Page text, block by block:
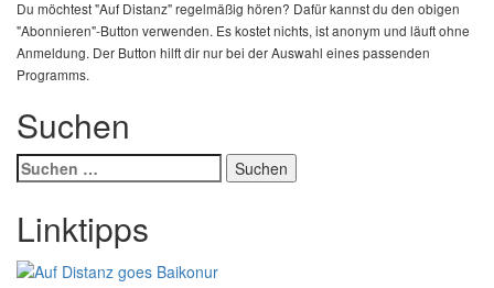
Du möchtest "Auf Distanz" regelmäßig hören? Dafür kannst du den obigen
"Abonnieren"-Button verwenden. Es kostet nichts, ist anonym und läuft ohne
Anmeldung. Der Button hilft dir nur bei der Auswahl eines passenden
Programms.
Suchen
Suchen
nach:
Linktipps